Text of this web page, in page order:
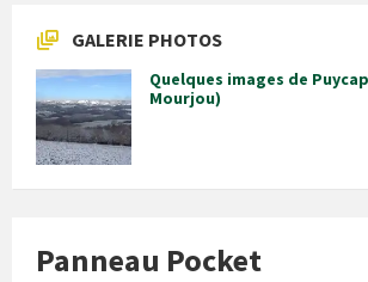
GALERIE PHOTOS
Quelques images de
Mourjou)
Panneau Pocket